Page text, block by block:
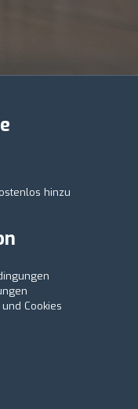
hinzu
Cookies